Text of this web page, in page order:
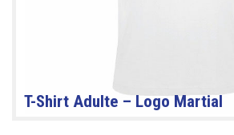
T-Shirt Adulte – Logo Martial